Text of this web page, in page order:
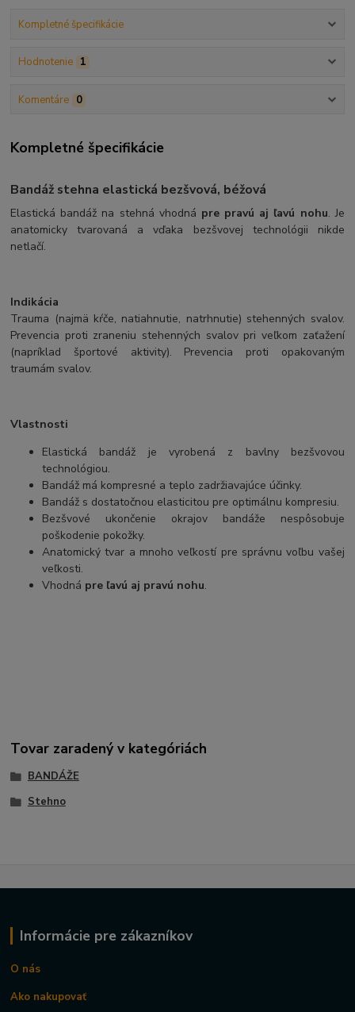
Kompletné špecifikácie
Hodnotenie 1
Komentáre 0
Kompletné špecifikácie
Bandáž stehna elastická bezšvová, béžová
Elastická bandáž na stehná vhodná pre pravú aj ľavú nohu. Je
anatomicky tvarovaná a vďaka bezšvovej technológii nikde
netlačí.
Indikácia
Trauma (najmä kŕče, natiahnutie, natrhnutie) stehenných svalov.
Prevencia proti zraneniu stehenných svalov pri veľkom zaťažení
(napríklad športové aktivity). Prevencia proti opakovaným
traumám svalov.
Vlastnosti
Elastická bandáž je vyrobená z bavlny bezšvovou
technológiou.
Bandáž má kompresné a teplo zadržiavajúce účinky.
Bandáž s dostatočnou elasticitou pre optimálnu kompresiu.
Bezšvové ukončenie okrajov bandáže nespôsobuje
poškodenie pokožky.
Anatomický tvar a mnoho veľkostí pre správnu voľbu vašej
veľkosti.
Vhodná pre ľavú aj pravú nohu.
Tovar zaradený v kategóriách
BANDÁŽE
Stehno
Informácie pre zákazníkov
O nás
Ako nakupovať